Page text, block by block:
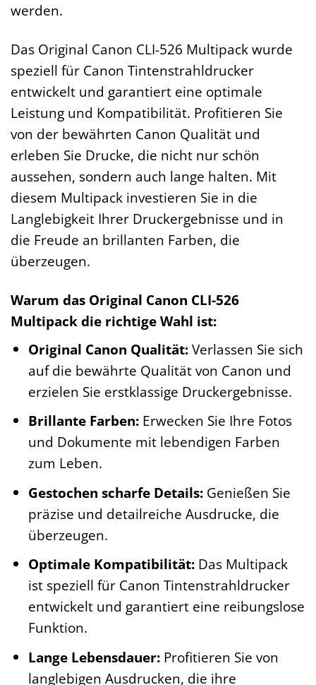
werden.
Das Original Canon CLI-526 Multipack wurde
speziell für Canon Tintenstrahldrucker
entwickelt und garantiert eine optimale
Leistung und Kompatibilität. Profitieren Sie
von der bewährten Canon Qualität und
erleben Sie Drucke, die nicht nur schön
aussehen, sondern auch lange halten. Mit
diesem Multipack investieren Sie in die
Langlebigkeit Ihrer Druckergebnisse und in
die Freude an brillanten Farben, die
überzeugen.
Warum das Original Canon CLI-526
Multipack die richtige Wahl ist:
Original Canon Qualität:Verlassen Sie sich
auf die bewährte Qualität von Canon und
erzielen Sie erstklassige Druckergebnisse.
Brillante Farben:Erwecken Sie Ihre Fotos
und Dokumente mit lebendigen Farben
zum Leben.
Gestochen scharfe Details:Genießen Sie
präzise und detailreiche Ausdrucke, die
überzeugen.
Optimale Kompatibilität:Das Multipack
ist speziell für Canon Tintenstrahldrucker
entwickelt und garantiert eine reibungslose
Funktion.
Lange Lebensdauer:Profitieren Sie von
langlebigen Ausdrucken, die ihre